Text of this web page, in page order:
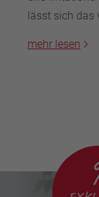
lässt sich das
mehr lesen